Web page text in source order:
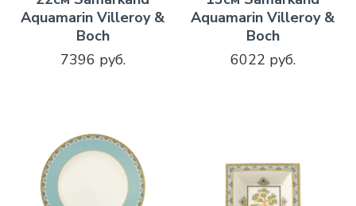
Aquamarin Villeroy &
Boch
7396 руб.
Aquamarin Villeroy &
Boch
6022 руб.